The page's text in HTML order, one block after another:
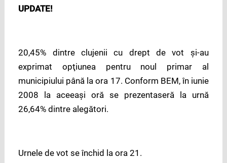
UPDATE!
20,45% dintre clujenii cu drept de vot şi-au
exprimat opţiunea pentru noul primar al
municipiului până la ora 17. Conform BEM, în iunie
2008 la aceeaşi oră se prezentaseră la urnă
26,64% dintre alegători.
Urnele de vot se închid la ora 21.